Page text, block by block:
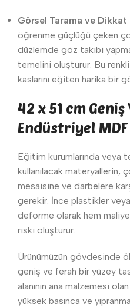
Görsel Tarama ve Dikkat
öğrenme güçlüğü çeken
düzlemde göz takibi
temelini oluşturur. Bu
kaslarını eğiten harika bir
42 x 51 cm Geniş
Endüstriyel MDF
Eğitim kurumlarında veya
kullanılacak materyallerin,
mesaisine ve darbelere
gerekir. İnce plastikler
deforme olarak hem
riski oluşturur.
Ürünümüzün gövdesinde
geniş ve ferah bir yüzey
alanının ana malzemesi
yüksek basınca ve